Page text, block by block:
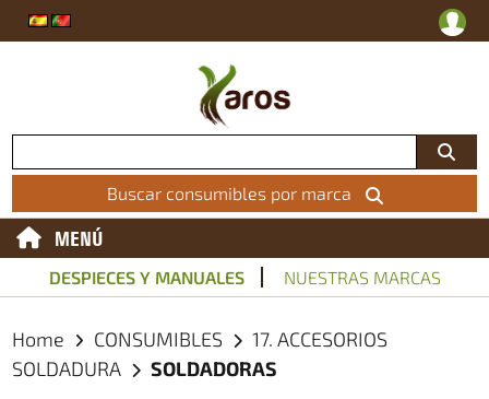
Buscar consumibles por marca
MENÚ
DESPIECES Y MANUALES NUESTRAS MARCAS
Home CONSUMIBLES
17. ACCESORIOS
SOLDADURA
SOLDADORAS